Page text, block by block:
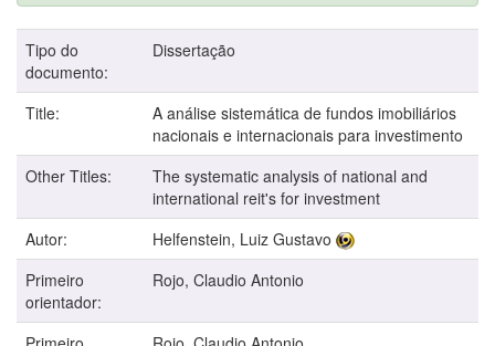
Tipo do
documento:
Dissertação
Title:
A análise sistemática de fundos imobiliários
nacionais e internacionais para investimento
Other Titles:
The systematic analysis of national and
international reit's for investment
Autor:
Helfenstein, Luiz Gustavo
Primeiro
orientador:
Rojo, Claudio Antonio